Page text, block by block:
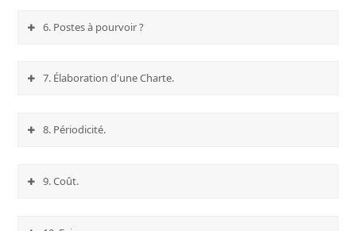
6. Postes à pourvoir ?
7. Élaboration d'une Charte.
8. Périodicité.
9. Coût.